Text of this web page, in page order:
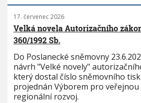
17. červenec 2026
Velká novela Autorizačního
360/1992 Sb.
Do Poslanecké sněmovny
návrh "Velké novely"
který dostal číslo sněmovního
projednán Výborem pro veřejnou
regionální rozvoj.